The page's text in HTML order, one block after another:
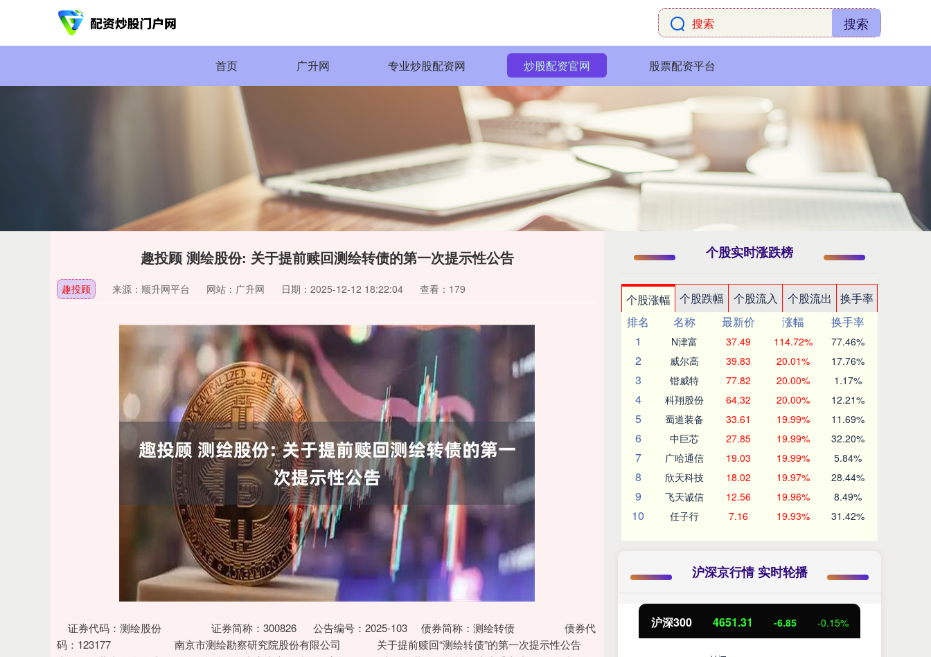
搜索
首页 广升网 专业炒股配资网 炒股配资官网 股票配资平台
趣投顾 测绘股份: 关于提前赎回测绘转债的第一次提示性公告
趣投顾 来源：顺升网平台 网站：广升网 日期：2025-12-12 18:22:04 查看：179
证券代码：测绘股份 证券简称：300826 公告编号：2025-103 债券简称：测绘转债 债券代
码：123177 南京市测绘勘察研究院股份有限公司 关于提前赎回“测绘转债”的第一次提示性公告
个股实时涨跌榜
个股涨幅 个股跌幅 个股流入 个股流出
换手率
排名
名称 最新价 涨幅
换手率
1
N津富 37.49 114.72% 77.46%
2 威尔高 39.83 20.01% 17.76%
3 锴威特 77.82 20.00% 1.17%
4 科翔股份 64.32 20.00% 12.21%
5 蜀道装备 33.61 19.99% 11.69%
6 中巨芯 27.85 19.99% 32.20%
7 广哈通信 19.03 19.99% 5.84%
8 欣天科技 18.02 19.97% 28.44%
9 飞天诚信 12.56 19.96% 8.49%
10 任子行 7.16 19.93% 31.42%
沪深京行情 实时轮播
深证成指 14110.12 -34.08 -0.24% 沪深300 4651.31 -6.85 -0.15% 北证50 1122.88 3.42 0.30%